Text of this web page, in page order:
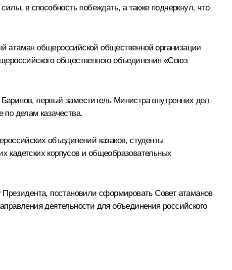
в способность побеждать, а также подчеркнул, что
атаман общероссийской общественной организации
общественного объединения «Союз
первый заместитель Министра внутренних дел
делам казачества.
объединений казаков, студенты
кадетских корпусов и общеобразовательных
постановили сформировать Совет атаманов
деятельности для объединения российского